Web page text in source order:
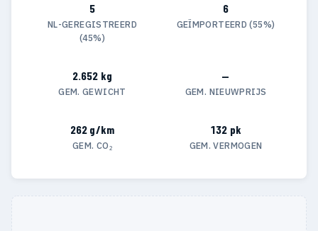
5
NL-GEREGISTREERD
(45%)
6
GEÏMPORTEERD (55%)
2.652 kg
GEM. GEWICHT
—
GEM. NIEUWPRIJS
262 g/km
GEM. CO₂
132 pk
GEM. VERMOGEN